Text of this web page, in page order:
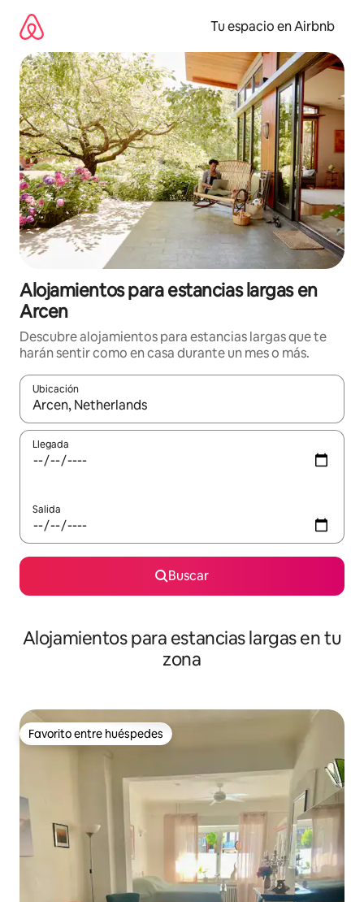
contenido
Tu espacio en Airbnb
Alojamientos para estancias largas en
Arcen
Descubre alojamientos para estancias largas que te
harán sentir como en casa durante un mes o más.
Ubicación
Cuando los resultados estén disponibles, podrás navegar
Llegada
Salida
Buscar
Alojamientos para estancias largas en tu
zona
Favorito entre huéspedes
Favorito entre huéspedes